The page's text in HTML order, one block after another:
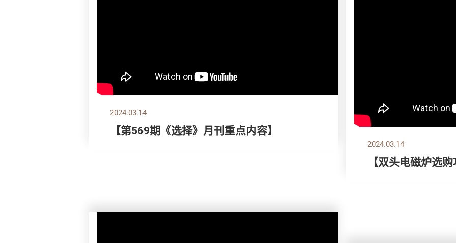
2024.03.14
【第569期《选择》月刊重点内容】
2024.03.14
【双头电磁炉选